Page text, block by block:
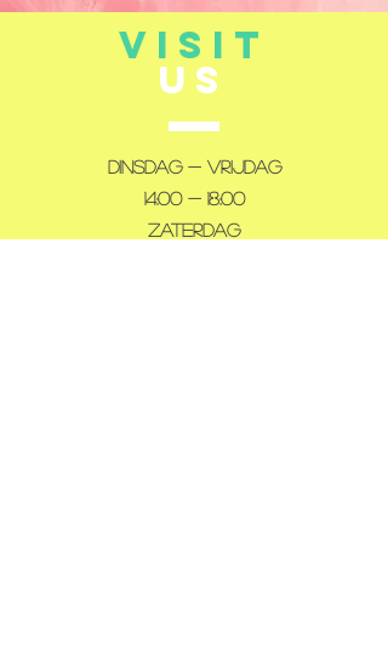
VISIT
US
Dinsdag - Vrijdag
14:00 - 18:00
Zaterdag